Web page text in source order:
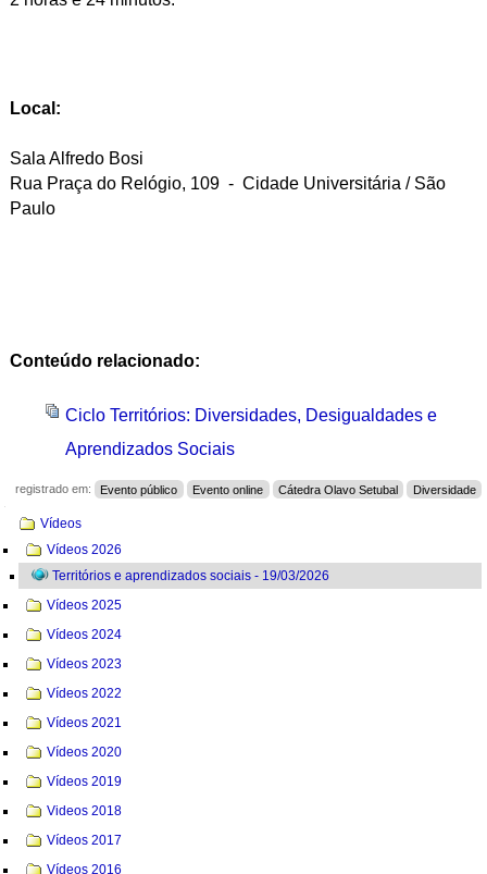
Local:
Sala Alfredo Bosi
Rua Praça do Relógio, 109 - Cidade Universitária / São
Paulo
Conteúdo relacionado:
Ciclo Territórios: Diversidades, Desigualdades e
Aprendizados Sociais
registrado em: Evento público Evento online Cátedra Olavo Setubal Diversidade
Navegação
Vídeos
Vídeos 2026
Territórios e aprendizados sociais - 19/03/2026
Vídeos 2025
Vídeos 2024
Vídeos 2023
Vídeos 2022
Vídeos 2021
Vídeos 2020
Vídeos 2019
Videos 2018
Vídeos 2017
Vídeos 2016